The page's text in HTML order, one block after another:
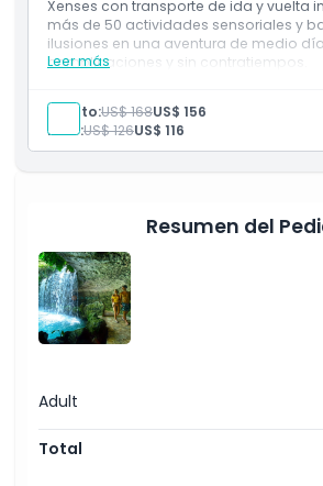
Horario de Apertura
Cosas a Saber
Ubicación
Xenses con transporte de ida y vuelta
más de 50 actividades sensoriales y
ilusiones en una aventura de medio
complicaciones y sin contratiempos.
Leer más
Transporte al Parque Xenses y de
Entrada al Parque Xenses
Uso de todas las atracciones y
Adulto:US$ 168US$ 156
Niño:US$ 126US$ 116
Resumen del
Adult
Total